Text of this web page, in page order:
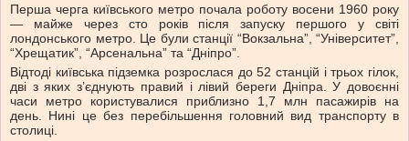
Перша черга київського метро почала роботу восени 1960 року
— майже через сто років після запуску першого у світі
лондонського метро. Це були станції “Вокзальна”, “Університет”,
“Хрещатик”, “Арсенальна” та “Дніпро”.
Відтоді київська підземка розрослася до 52 станцій і трьох гілок,
дві з яких з’єднують правий і лівий береги Дніпра. У довоєнні
часи метро користувалися приблизно 1,7 млн пасажирів на
день. Нині це без перебільшення головний вид транспорту в
столиці.